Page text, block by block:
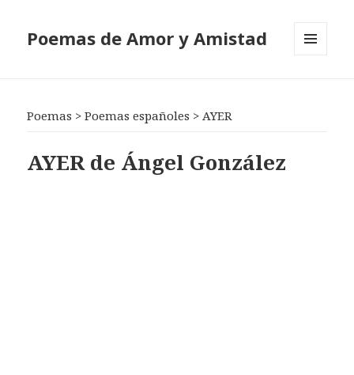
Poemas de Amor y Amistad
Poemas >Poemas españoles >AYER
AYER de Ángel González